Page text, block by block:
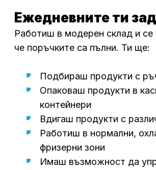
Ежедневните ти
Работиш в модерен склад и се
че поръчките са пълни. Ти ще:
Подбираш продукти с
Опаковаш продукти в
контейнери
Вдигаш продукти с
Работиш в нормални,
фризерни зони
Имаш възможност да у